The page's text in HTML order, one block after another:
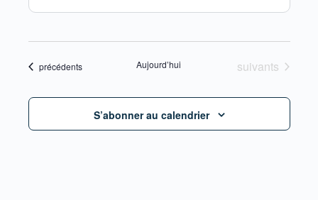
Évènements
précédents Aujourd’hui Évènements
suivants
S’abonner au calendrier